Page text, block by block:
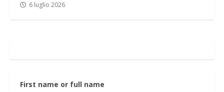
6 luglio 2026
First name or full name